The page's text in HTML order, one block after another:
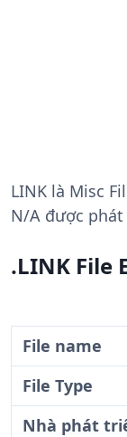
LINK là Misc
N/A được
.LINK File
File name
File Type
Nhà phát